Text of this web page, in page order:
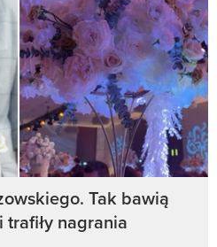
Tak bawią
nagrania